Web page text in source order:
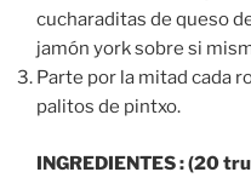
cucharaditas de queso
jamón york sobre si
Parte por la mitad cada
palitos de pintxo.
INGREDIENTES : (20